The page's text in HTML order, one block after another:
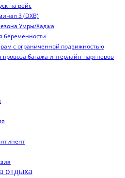
на рейс
3 (DXB)
Умры/Хаджа
беременности
с ограниченной подвижностью
багажа интерлайн-партнеров
отдыха